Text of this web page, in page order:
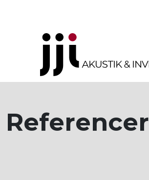
Referencer